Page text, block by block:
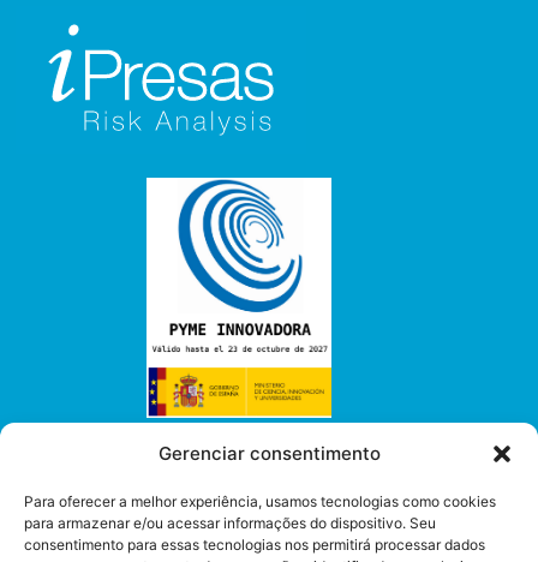
Gerenciar consentimento
Para oferecer a melhor experiência, usamos tecnologias como cookies
para armazenar e/ou acessar informações do dispositivo. Seu
consentimento para essas tecnologias nos permitirá processar dados
Nossos serviços
Consultoria
Software